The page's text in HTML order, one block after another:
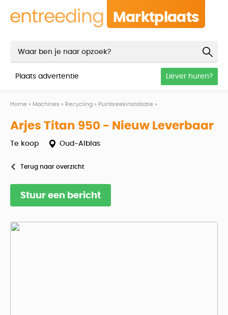
Marktplaats
Plaats advertentie Liever huren?
Home » Machines » Recycling » Puinbreekinstallatie »
Arjes Titan 950 - Nieuw Leverbaar
Te koop Oud-Alblas
Terug naar overzicht
Stuur een bericht